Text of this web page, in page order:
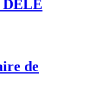
DELE
de